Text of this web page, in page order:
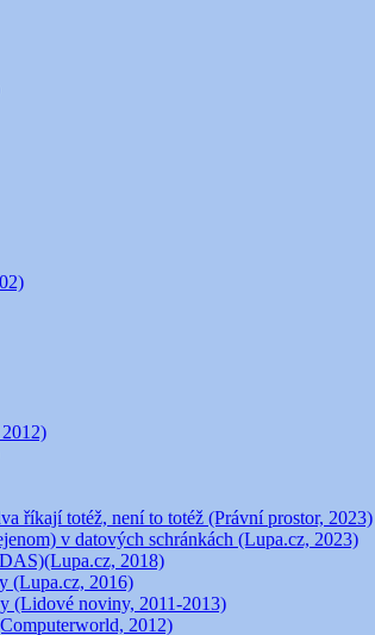
říkají totéž, není to totéž (Právní prostor, 2023)
v datových schránkách (Lupa.cz, 2023)
2018)
(Lupa.cz, 2016)
(Lidové noviny, 2011-2013)
2012)